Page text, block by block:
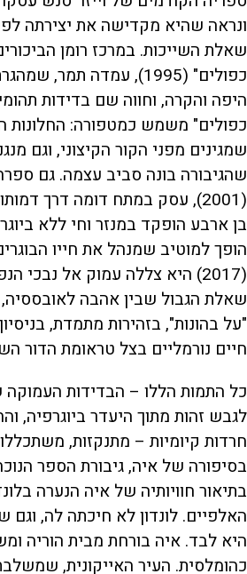
ונראה שהיא מקדישה את יצירתה
שאלת השייכות. במרכז רומן
כפולים" (1995), עמדה
היפה והקרה, וחווה שם בדידות
כפולים" משמש כמטפורה: החלונות
שמגינים מפני הקור הקיצוני, וגם
שהגיבורה בונה סביב עצמה. גם
(2001), עסק במתח דומה דרך
בן ארבע הופקד במנזר וחי ללא
הופך למוטיב שמנהל את חייו
(2017) היא צללה עמוק אל נבכי
שאלת הגבול שבין אהבה לאובססיה,
"על בהונות", בזהירות מתמדת,
חיים נורמליים בצל טראומת הדור
כל התמות הללו – הבדידות העמוקה
לגבש זהות מתוך היעדר ביוגרפיה,
חרדות קיומיות – מתנקזות,
בסיפורה של איה, גיבורת הספר
בתיאור חוויותיה של איה הנערה
האלפיים. לונדון לא חיכתה לה,
היא לבד. איה בורחת מבית הוריה
כהומלסית. העיר האייקונית,